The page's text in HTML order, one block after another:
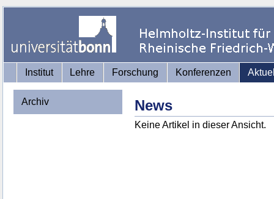
Institut Lehre Forschung Konferenzen
Archiv News
Keine Artikel in dieser Ansicht.